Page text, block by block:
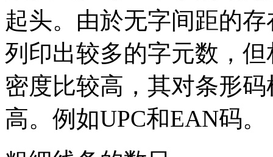
起头。由於无字间距的
列印出较多的字元数，
密度比较高，其对条形
高。例如UPC和EAN码。